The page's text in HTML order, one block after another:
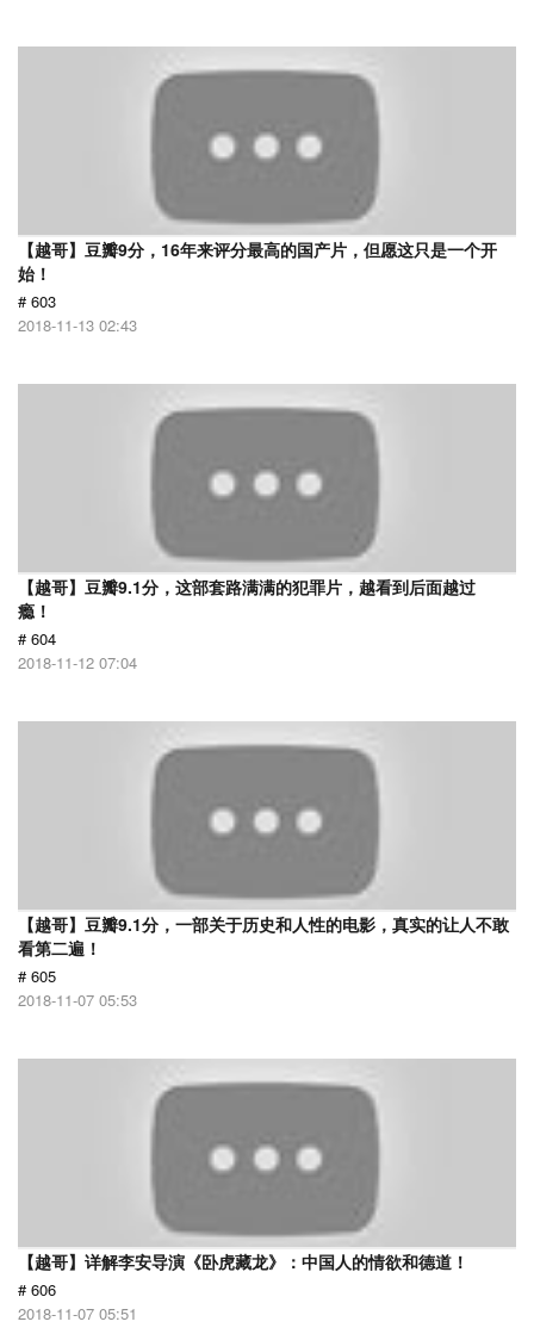
【越哥】豆瓣9分，16年来评分最高的国产片，但愿这只是一个开
始！
# 603
2018-11-13 02:43
【越哥】豆瓣9.1分，这部套路满满的犯罪片，越看到后面越过
瘾！
# 604
2018-11-12 07:04
【越哥】豆瓣9.1分，一部关于历史和人性的电影，真实的让人不敢
看第二遍！
# 605
2018-11-07 05:53
【越哥】详解李安导演《卧虎藏龙》：中国人的情欲和德道！
# 606
2018-11-07 05:51